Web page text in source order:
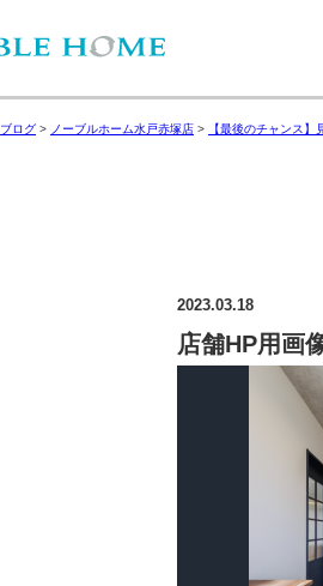
ブログ > ノーブルホーム水戸赤塚店 > 【最後のチャンス
2023.03.18
店舗HP用画